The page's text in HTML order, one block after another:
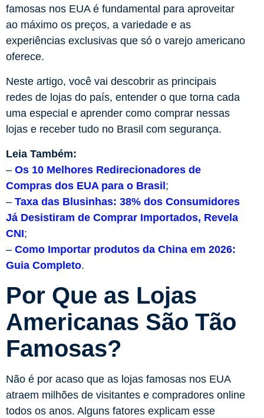
famosas nos EUA é fundamental para aproveitar
ao máximo os preços, a variedade e as
experiências exclusivas que só o varejo americano
oferece.
Neste artigo, você vai descobrir as principais
redes de lojas do país, entender o que torna cada
uma especial e aprender como comprar nessas
lojas e receber tudo no Brasil com segurança.
Leia Também:
– Os 10 Melhores Redirecionadores de
Compras dos EUA para o Brasil ;
– Taxa das Blusinhas: 38% dos Consumidores
Já Desistiram de Comprar Importados, Revela
CNI;
– Como Importar produtos da China em 2026:
Guia Completo.
Por Que as Lojas
Americanas São Tão
Famosas?
Não é por acaso que as lojas famosas nos EUA
atraem milhões de visitantes e compradores online
todos os anos. Alguns fatores explicam esse